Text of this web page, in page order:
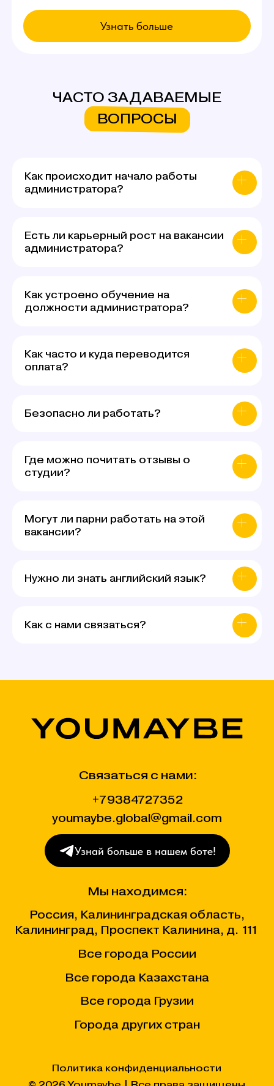
ЧАСТО ЗАДАВАЕМЫЕ
ВОПРОСЫ
Как происходит начало работы
администратора?
Есть ли карьерный рост на вакансии
администратора?
Как устроено обучение на
должности администратора?
Как часто и куда переводится
оплата?
Безопасно ли работать?
Где можно почитать отзывы о
студии?
Могут ли парни работать на этой
вакансии?
Нужно ли знать английский язык?
Как с нами связаться?